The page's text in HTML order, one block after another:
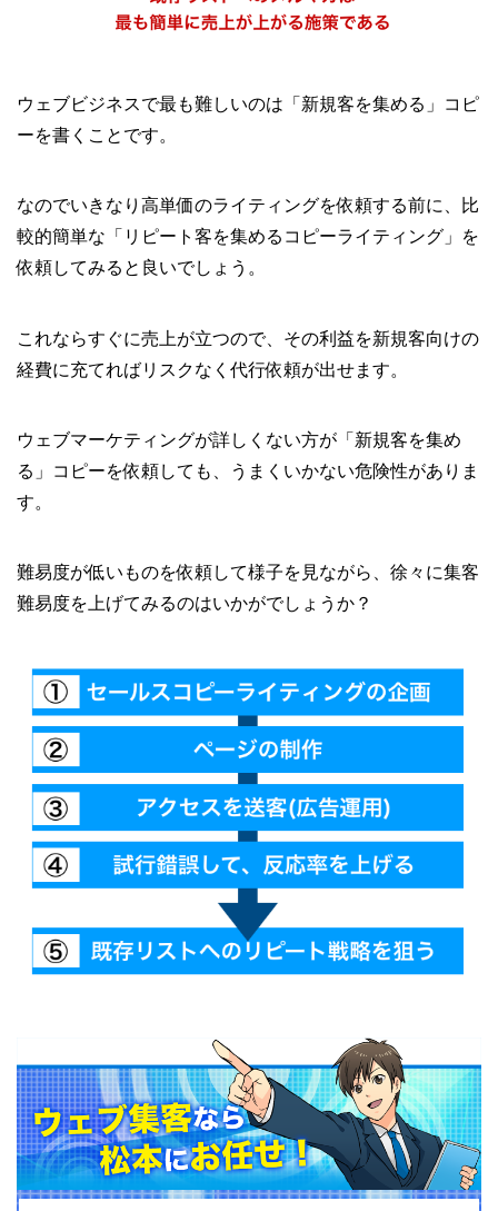
ウェブビジネスで最も難しいのは「新規客を集める」コピ
ーを書くことです。
なのでいきなり高単価のライティングを依頼する前に、比
較的簡単な「リピート客を集めるコピーライティング」を
依頼してみると良いでしょう。
これならすぐに売上が立つので、その利益を新規客向けの
経費に充てればリスクなく代行依頼が出せます。
ウェブマーケティングが詳しくない方が「新規客を集め
る」コピーを依頼しても、うまくいかない危険性がありま
す。
難易度が低いものを依頼して様子を見ながら、徐々に集客
難易度を上げてみるのはいかがでしょうか？